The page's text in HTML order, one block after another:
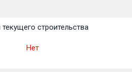
строительства
Нет